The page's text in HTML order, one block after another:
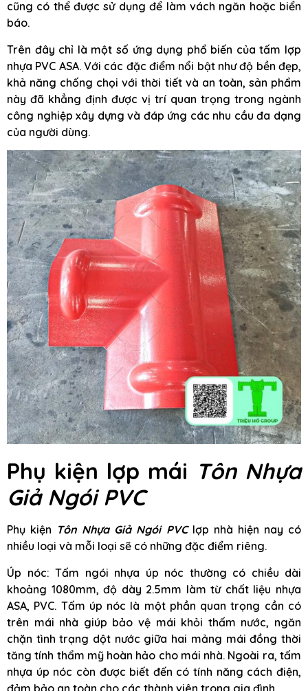
cũng có thể được sử dụng để làm vách ngăn hoặc biển
báo.
Trên đây chỉ là một số ứng dụng phổ biến của tấm lợp
nhựa PVC ASA. Với các đặc điểm nổi bật như độ bền đẹp,
khả năng chống chọi với thời tiết và an toàn, sản phẩm
này đã khẳng định được vị trí quan trọng trong ngành
công nghiệp xây dựng và đáp ứng các nhu cầu đa dạng
của người dùng.
Phụ kiện lợp mái Tôn Nhựa
Giả Ngói PVC
Phụ kiện Tôn Nhựa Giả Ngói PVClợp nhà hiện nay có
nhiều loại và mỗi loại sẽ có những đặc điểm riêng.
Úp nóc: Tấm ngói nhựa úp nóc thường có chiều dài
khoảng 1080mm, độ dày 2.5mm làm từ chất liệu nhựa
ASA, PVC. Tấm úp nóc là một phần quan trọng cần có
trên mái nhà giúp bảo vệ mái khỏi thấm nước, ngăn
chặn tình trạng dột nước giữa hai mảng mái đồng thời
tăng tính thẩm mỹ hoàn hảo cho mái nhà. Ngoài ra, tấm
nhựa úp nóc còn được biết đến có tính năng cách điện,
đảm bảo an toàn cho các thành viên trong gia đình.